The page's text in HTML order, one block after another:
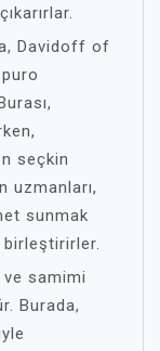
Davidoff of
seçkin
uzmanları,
sunmak
birleştirirler.
samimi
Burada,